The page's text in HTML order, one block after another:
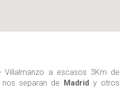
Villalmanzo a escasos 3Km de
nos separan de Madridy otros